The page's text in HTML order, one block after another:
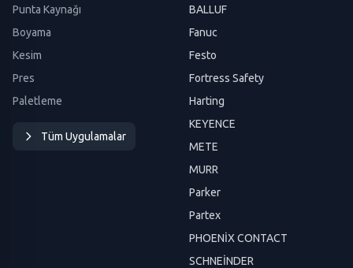
Punta Kaynağı
Boyama
Kesim
Pres
Paletleme
Tüm Uygulamalar
BALLUF
Fanuc
Festo
Fortress Safety
Harting
KEYENCE
METE
MURR
Parker
Partex
PHOENİX CONTACT
SCHNEİNDER